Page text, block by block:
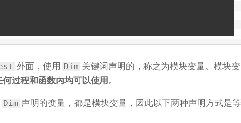
外面，使用 Dim 关键词声明的，称之为模块变量。模块变
过程和函数内均可以使用。
Dim 声明的变量，都是模块变量，因此以下两种声明方式是等